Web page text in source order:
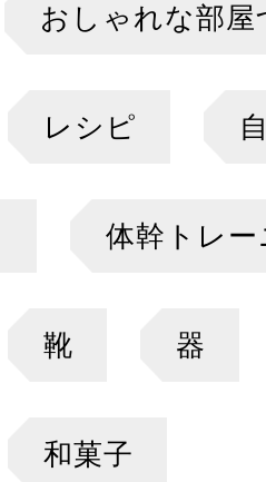
おしゃれな部屋
レシピ
体幹トレ
靴 器
和菓子